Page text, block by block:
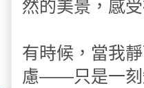
然的美景，感
有時候，當我
慮——只是一刻